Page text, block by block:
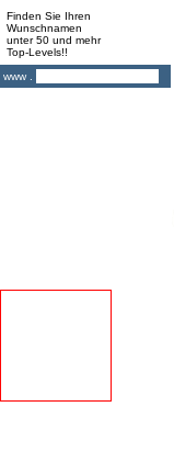
Finden Sie Ihren
Wunschnamen
unter 50 und mehr
Top-Levels!!
www .